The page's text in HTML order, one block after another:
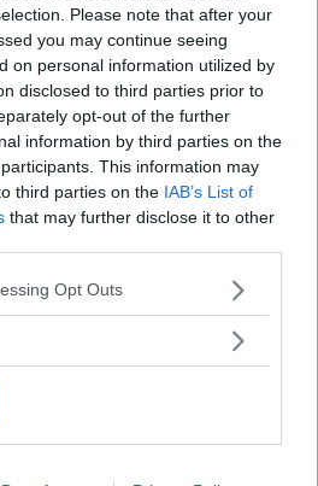
Please note that after your
you may continue seeing
on personal information utilized by
disclosed to third parties prior to
opt-out of the further
information by third parties on the
This information may
third parties on the IAB’s List of
that may further disclose it to other
app uses one or more Google
usage behaviour. You may click to
purposes in below Google
Opt Outs